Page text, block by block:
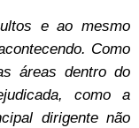
e ao mesmo
Como
áreas dentro do
como a
dirigente não